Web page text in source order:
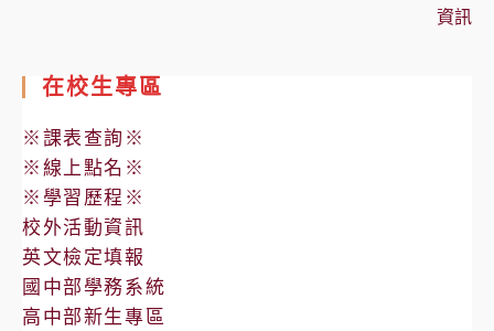
資訊
在校生專區
※課表查詢※
※線上點名※
※學習歷程※
校外活動資訊
英文檢定填報
國中部學務系統
高中部新生專區